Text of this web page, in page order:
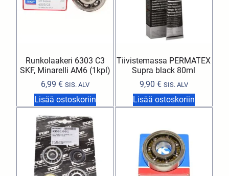
Runkolaakeri 6303 C3
SKF, Minarelli AM6 (1kpl)
6,99€ SIS. ALV
Lisää ostoskoriin
Tiivistemassa PERMATEX
Supra black 80ml
9,90 € SIS. ALV
Lisää ostoskoriin